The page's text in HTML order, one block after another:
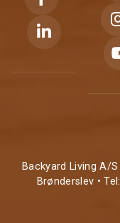
Backyard Living A/
Brønderslev •